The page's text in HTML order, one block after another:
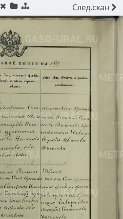
След.скан